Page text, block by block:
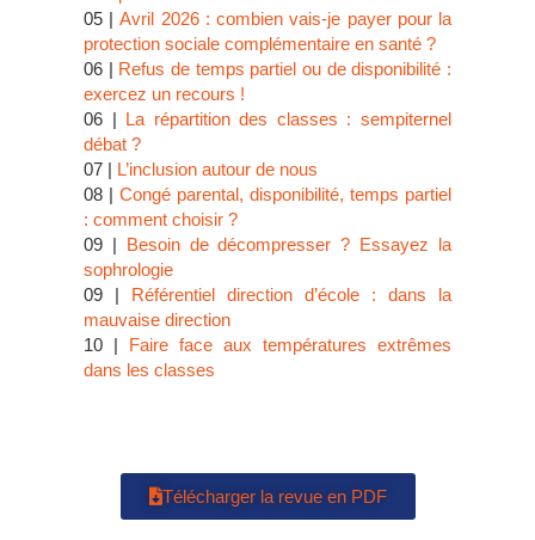
05 |Avril 2026 : combien vais-je payer pour la
protection sociale complémentaire en santé ?
06 | Refus de temps partiel ou de disponibilité :
exercez un recours !
06 |
La répartition des classes : sempiternel
débat ?
07 |
L’inclusion autour de nous
08 | Congé parental, disponibilité, temps partiel
: comment choisir ?
09 |
Besoin de décompresser ? Essayez la
sophrologie
09 |
Référentiel direction d’école : dans la
mauvaise direction
10 |
Faire face aux températures extrêmes
dans les classes
Télécharger la revue en PDF